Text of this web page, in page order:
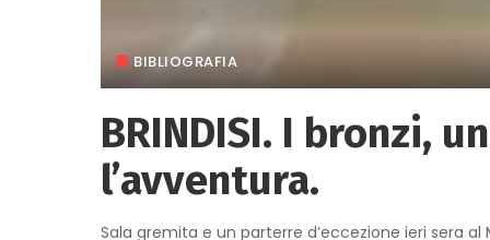
BIBLIOGRAFIA
BRINDISI. I bronzi,
l’avventura.
Sala gremita e un parterre d’eccezione ieri sera al